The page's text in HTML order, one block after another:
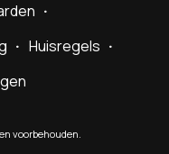
Huisregels
voorbehouden.